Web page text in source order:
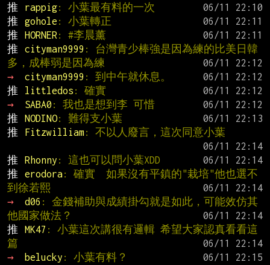
推
rappig: 小葉最有料的一次
推
gohole : 小葉轉正
推
HORNER : #李晨薰
推
cityman9999 : 台灣青少棒強是因為練的比美日韓
多，成棒弱是因為練
→
cityman9999 : 到中午就休息。
推
littledos : 確實
→
SABA0 : 我也是想到李 可惜
推
NODINO: 難得支小葉
推
Fitzwilliam: 不以人廢言，這次同意小葉
推
Rhonny : 這也可以問小葉XDD
推
erodora: 確實  如果沒有平鎮的"栽培"他也選不
到徐若熙
→
d06 : 金錢補助與成績掛勾就是如此，可能效仿其
他國家做法？
推
MK47 : 小葉這次講很有邏輯 希望大家認真看看這
篇
→
belucky : 小葉有料？